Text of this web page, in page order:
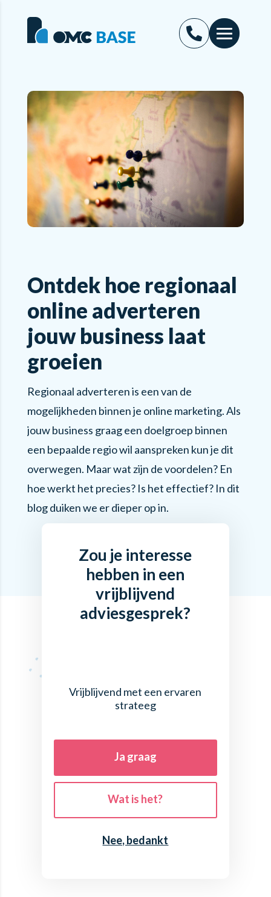
Ontdek hoe regionaal
online adverteren
jouw business laat
groeien
Regionaal adverteren is een van de
mogelijkheden binnen je online marketing. Als
jouw business graag een doelgroep binnen
een bepaalde regio wil aanspreken kun je dit
overwegen. Maar wat zijn de voordelen? En
hoe werkt het precies? Is het effectief? In dit
blog duiken we er dieper op in.
Zou je interesse
hebben in een
vrijblijvend
adviesgesprek?
Vrijblijvend met een ervaren
strateeg
Ja graag
Wat is het?
Nee, bedankt